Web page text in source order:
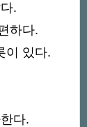
.
하다.
이 있다.
다.